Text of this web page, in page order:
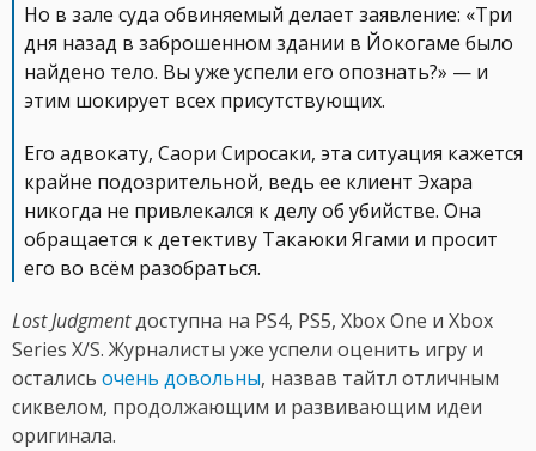
Но в зале суда обвиняемый делает заявление: «Три
дня назад в заброшенном здании в Йокогаме было
найдено тело. Вы уже успели его опознать?» — и
этим шокирует всех присутствующих.
Его адвокату, Саори Сиросаки, эта ситуация кажется
крайне подозрительной, ведь ее клиент Эхара
никогда не привлекался к делу об убийстве. Она
обращается к детективу Такаюки Ягами и просит
его во всём разобраться.
Lost Judgmentдоступна на PS4, PS5, Xbox One и Xbox
Series X/S. Журналисты уже успели оценить игру и
остались очень довольны, назвав тайтл отличным
сиквелом, продолжающим и развивающим идеи
оригинала.